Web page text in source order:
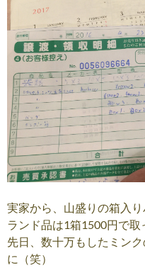
実家から、山盛りの箱入
ランド品は1箱1500円で
先日、数十万もしたミン
に（笑）